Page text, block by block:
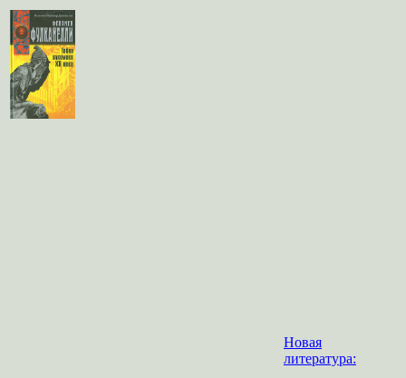
Новая
литература: